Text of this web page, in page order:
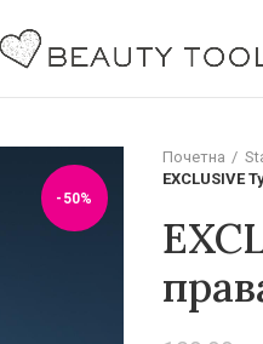
-50%
Почетна
EXCLUSIVE